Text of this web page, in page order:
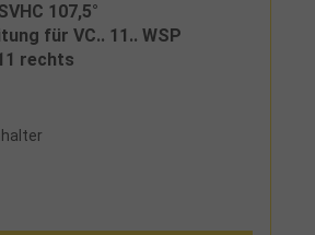
107,5°
für VC.. 11.. WSP
rechts